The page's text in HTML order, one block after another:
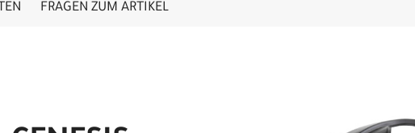
FRAGEN ZUM ARTIKEL